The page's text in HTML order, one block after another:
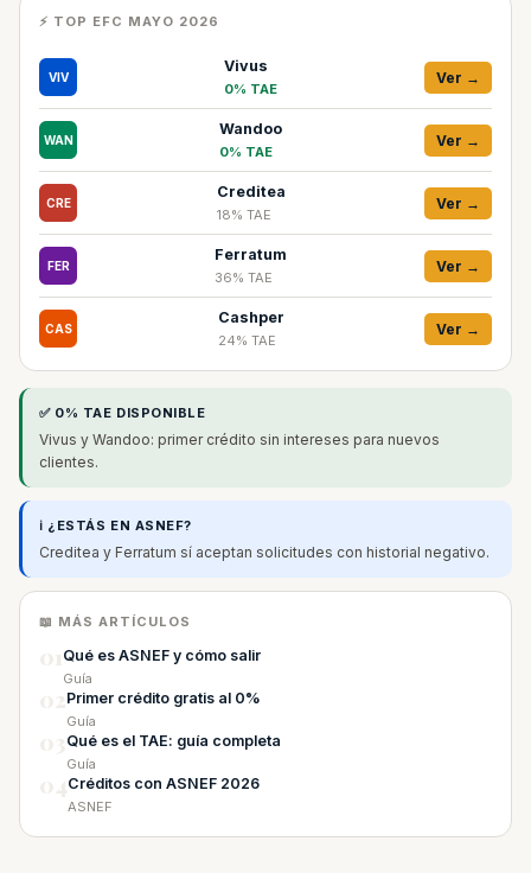
⚡ TOP EFC MAYO 2026
VIV
Vivus
0% TAE
Ver →
WAN
Wandoo
0% TAE
Ver →
CRE
Creditea
18% TAE
Ver →
FER
Ferratum
36% TAE
Ver →
CAS
Cashper
24% TAE
Ver →
✅ 0% TAE DISPONIBLE
Vivus y Wandoo: primer crédito sin intereses para nuevos
clientes.
ℹ️ ¿ESTÁS EN ASNEF?
Creditea y Ferratum sí aceptan solicitudes con historial negativo.
📖 MÁS ARTÍCULOS
Qué es ASNEF y cómo salir
Guía
Primer crédito gratis al 0%
Guía
Qué es el TAE: guía completa
Guía
Créditos con ASNEF 2026
ASNEF